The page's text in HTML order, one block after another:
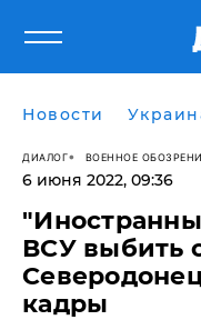
Новости
ДИАЛОГ ВОЕННОЕ
6 июня 2022, 09:36
ВСУ выбить
кадры